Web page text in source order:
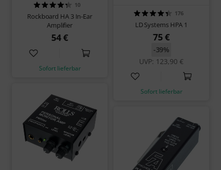
10
Rockboard HA 3 In-Ear
Amplifier
54 €
Sofort lieferbar
176
LD Systems HPA 1
75 €
UVP: 123,90 €
-39%
Sofort lieferbar